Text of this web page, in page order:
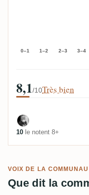
0–1 1–2 2–3 3–4
8,1/10Très bien
10 le notent 8+
VOIX DE LA
Que dit la